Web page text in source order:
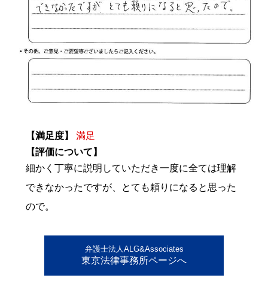
【満足度】
満足
【評価について】
細かく丁寧に説明していただき一度に全ては理解
できなかったですが、とても頼りになると思った
ので。
弁護士法人ALG&Associates
東京法律事務所ページへ